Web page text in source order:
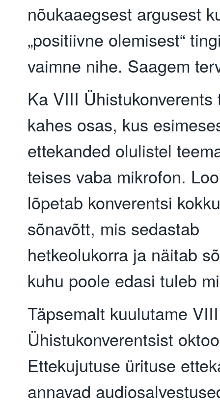
nõukaaegsest argusest
„positiivne olemisest“
vaimne nihe. Saagem
Ka VIII Ühistukonverents
kahes osas, kus
ettekanded olulistel
teises vaba mikrofon.
lõpetab konverentsi
sõnavõtt, mis sedastab
hetkeolukorra ja näitab
kuhu poole edasi tuleb
Täpsemalt kuulutame VIII
Ühistukonverentsist
Ettekujutuse ürituse
annavad